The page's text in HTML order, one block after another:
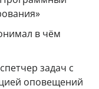
в чём
задач с
оповещений